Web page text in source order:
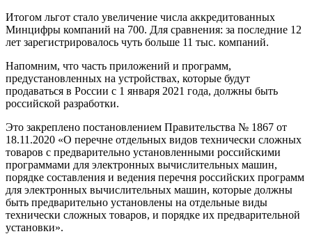
Итогом льгот стало увеличение числа аккредитованных
Минцифры компаний на 700. Для сравнения: за последние 12
лет зарегистрировалось чуть больше 11 тыс. компаний.
Напомним, что часть приложений и программ,
предустановленных на устройствах, которые будут
продаваться в России с 1 января 2021 года, должны быть
российской разработки.
Это закреплено постановлением Правительства № 1867 от
18.11.2020 «О перечне отдельных видов технически сложных
товаров с предварительно установленными российскими
программами для электронных вычислительных машин,
порядке составления и ведения перечня российских программ
для электронных вычислительных машин, которые должны
быть предварительно установлены на отдельные виды
технически сложных товаров, и порядке их предварительной
установки».